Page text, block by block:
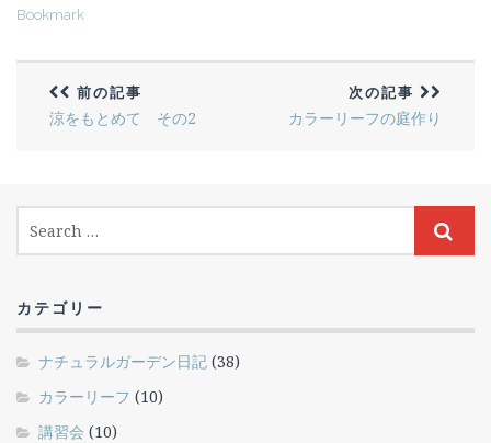
Bookmark
前の記事
涼をもとめて その2
次の記事
カラーリーフの庭作り
カテゴリー
ナチュラルガーデン日記 (38)
カラーリーフ (10)
講習会 (10)